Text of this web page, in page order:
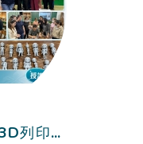
115年-AI智能創客:3D列印入門班